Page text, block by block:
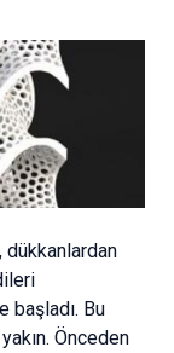
dükkanlardan
başladı. Bu
Önceden